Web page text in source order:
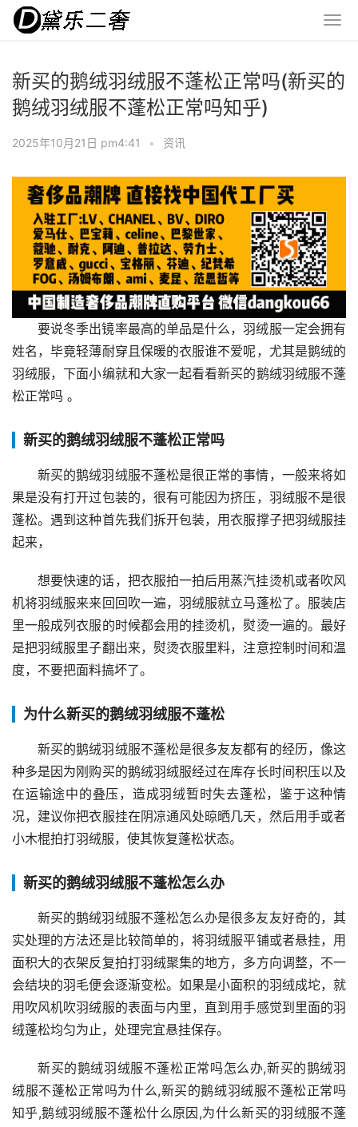
新买的鹅绒羽绒服不蓬松正常吗(新买的
鹅绒羽绒服不蓬松正常吗知乎)
2025年10月21日 pm4:41 • 资讯
要说冬季出镜率最高的单品是什么，羽绒服一定会拥有
姓名，毕竟轻薄耐穿且保暖的衣服谁不爱呢，尤其是鹅绒的
羽绒服，下面小编就和大家一起看看新买的鹅绒羽绒服不蓬
松正常吗 。
新买的鹅绒羽绒服不蓬松正常吗
新买的鹅绒羽绒服不蓬松是很正常的事情，一般来将如
果是没有打开过包装的，很有可能因为挤压，羽绒服不是很
蓬松。遇到这种首先我们拆开包装，用衣服撑子把羽绒服挂
起来，
想要快速的话，把衣服拍一拍后用蒸汽挂烫机或者吹风
机将羽绒服来来回回吹一遍，羽绒服就立马蓬松了。服装店
里一般成列衣服的时候都会用的挂烫机，熨烫一遍的。最好
是把羽绒服里子翻出来，熨烫衣服里料，注意控制时间和温
度，不要把面料搞坏了。
为什么新买的鹅绒羽绒服不蓬松
新买的鹅绒羽绒服不蓬松是很多友友都有的经历，像这
种多是因为刚购买的鹅绒羽绒服经过在库存长时间积压以及
在运输途中的叠压，造成羽绒暂时失去蓬松，鉴于这种情
况，建议你把衣服挂在阴凉通风处晾晒几天，然后用手或者
小木棍拍打羽绒服，使其恢复蓬松状态。
新买的鹅绒羽绒服不蓬松怎么办
新买的鹅绒羽绒服不蓬松怎么办是很多友友好奇的，其
实处理的方法还是比较简单的，将羽绒服平铺或者悬挂，用
面积大的衣架反复拍打羽绒聚集的地方，多方向调整，不一
会结块的羽毛便会逐渐变松。如果是小面积的羽绒成坨，就
用吹风机吹羽绒服的表面与内里，直到用手感觉到里面的羽
绒蓬松均匀为止，处理完宜悬挂保存。
新买的鹅绒羽绒服不蓬松正常吗怎么办,新买的鹅绒羽
绒服不蓬松正常吗为什么,新买的鹅绒羽绒服不蓬松正常吗
知乎,鹅绒羽绒服不蓬松什么原因,为什么新买的羽绒服不蓬